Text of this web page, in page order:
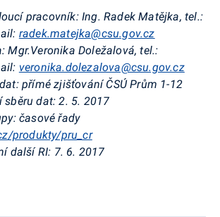
pracovník: Ing.RadekMatějka, tel.:
: radek.matejka@csu.gov.cz
Mgr.Veronika Doležalová, tel.:
veronika.dolezalova@csu.gov.cz
přímé zjišťování ČSÚPrům 1-12
sběru dat:2. 5. 2017
časové řady
produkty/pru_cr
další RI: 7. 6. 2017